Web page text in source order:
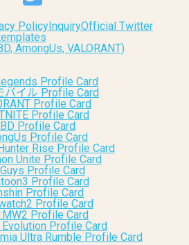
Policy InquiryOfficial Twitter
AmongUs, VALORANT)
Profile Card
バイル Profile Card
Profile Card
Profile Card
Profile Card
Profile Card
Rise Profile Card
Unite Profile Card
Profile Card
Profile Card
Profile Card
Profile Card
Profile Card
Evolution Profile Card
Ultra Rumble Profile Card